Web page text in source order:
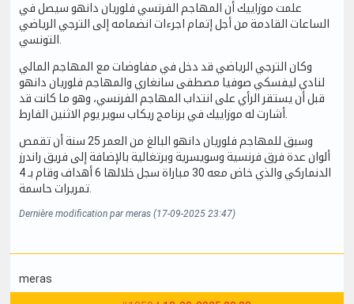
علمت موزاييك أن المهاجم الفرنسي فلوريان دانهو سيصل في
الساعات القادمة من أجل إتمام اجرءات انضمامه إلى الترجي الرياضي
وكان الترجي الرياضي قد دخل في مفاوضات مع المهاجم المالي
لنادي ليفسكي صوفيا مصطفى سانغاري والمهاجم فلوريان دانهو
قبل أن يستقر الرأي على انتداب المهاجم الفرنسي، وهو ما كانت قد
وسبق للمهاجم فلوريان دانهو البالغ من العمر 25 سنة أن تقمص
ألوان عدة فرق فرنسية وسويسرية وبرتغالية بالإضافة إلى فريق راندرز
الدنماركي والذي خاض معه 30 مباراة سجل خلالها 6 أهداف وقام بـ 4
Dernière modification par meras (17-09-2025 23:47)
meras